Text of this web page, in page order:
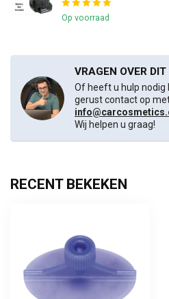
Op voorraad
VRAGEN OVER
Of heeft u hulp nodig
gerust contact op
Wij helpen u graag!
RECENT BEKEKEN